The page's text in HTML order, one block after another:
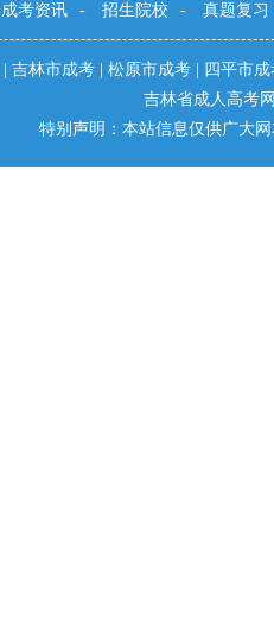
成考资讯 - 招生院校 - 真题复习
吉林市成考 松原市成考
四平市成
吉林省成人高考
特别声明：本站信息仅供广大